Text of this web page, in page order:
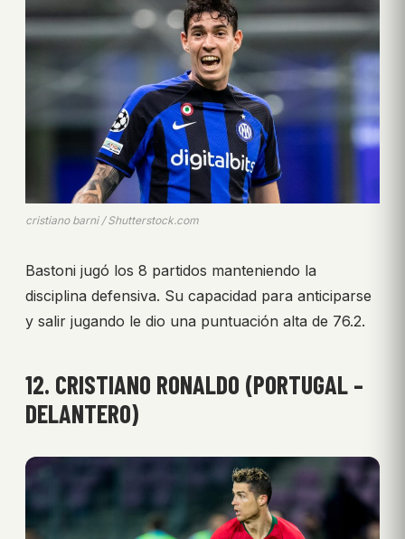
cristiano barni / Shutterstock.com
Bastoni jugó los 8 partidos manteniendo la
disciplina defensiva. Su capacidad para anticiparse
y salir jugando le dio una puntuación alta de 76.2.
12. CRISTIANO RONALDO (PORTUGAL –
DELANTERO)